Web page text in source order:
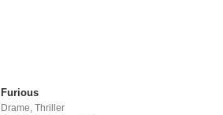
Furious
Drame,Thriller